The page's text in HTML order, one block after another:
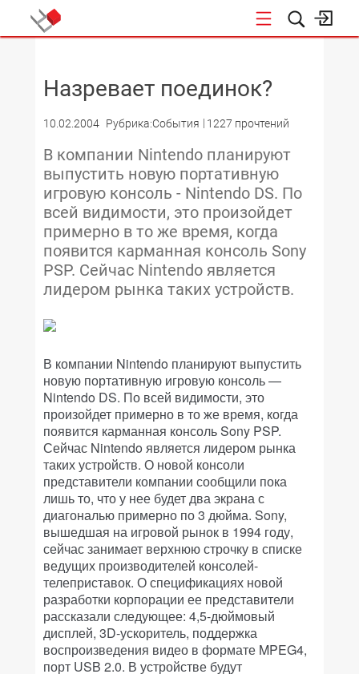
Назревает поединок?
10.02.2004 Рубрика:События 1227 прочтений
В компании Nintendo планируют
выпустить новую портативную
игровую консоль - Nintendo DS. По
всей видимости, это произойдет
примерно в то же время, когда
появится карманная консоль Sony
PSP. Сейчас Nintendo является
лидером рынка таких устройств.
В компании Nintendo планируют выпустить
новую портативную игровую консоль —
Nintendo DS. По всей видимости, это
произойдет примерно в то же время, когда
появится карманная консоль Sony PSP.
Сейчас Nintendo является лидером рынка
таких устройств. О новой консоли
представители компании сообщили пока
лишь то, что у нее будет два экрана с
диагональю примерно по 3 дюйма. Sony,
вышедшая на игровой рынок в 1994 году,
сейчас занимает верхнюю строчку в списке
ведущих производителей консолей-
телеприставок. О спецификациях новой
разработки корпорации ее представители
рассказали следующее: 4,5-дюймовый
дисплей, 3D-ускоритель, поддержка
воспроизведения видео в формате MPEG4,
порт USB 2.0. В устройстве будут